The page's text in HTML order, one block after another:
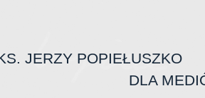
JERZY POPIEŁUSZKO
DLA